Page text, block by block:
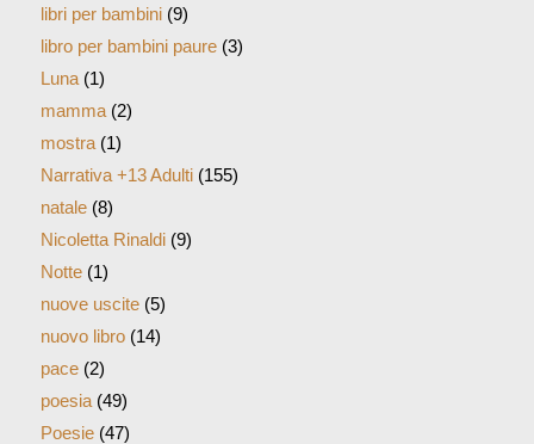
libri per bambini(9)
libro per bambini paure(3)
Luna(1)
mamma(2)
mostra(1)
Narrativa +13 Adulti(155)
natale(8)
Nicoletta Rinaldi(9)
Notte(1)
nuove uscite(5)
nuovo libro(14)
pace(2)
poesia(49)
Poesie(47)